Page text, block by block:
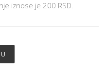
iznose je 200 RSD.